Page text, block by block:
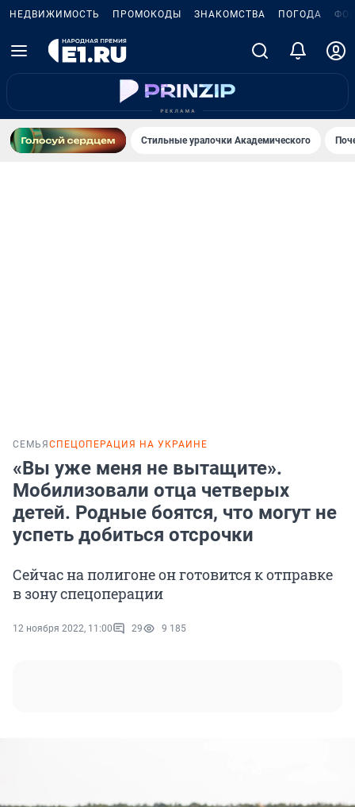
НЕДВИЖИМОСТЬ ПРОМОКОДЫ ЗНАКОМСТВА ПОГОДА
Стильные уралочки Академического
СЕМЬЯ СПЕЦОПЕРАЦИЯ НА УКРАИНЕ
«Вы уже меня не вытащите».
Мобилизовали отца четверых
детей. Родные боятся, что могут не
успеть добиться отсрочки
Сейчас на полигоне он готовится к отправке
в зону спецоперации
12 ноября 2022, 11:00 29 9 185